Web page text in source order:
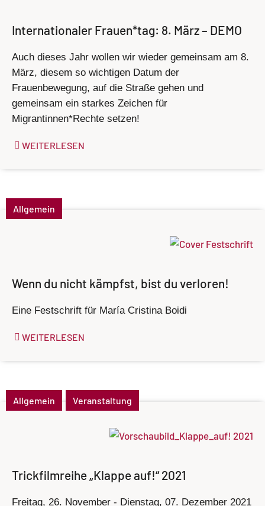
Internationaler Frauen*tag: 8. März – DEMO
Auch dieses Jahr wollen wir wieder gemeinsam am 8.
März, diesem so wichtigen Datum der
Frauenbewegung, auf die Straße gehen und
gemeinsam ein starkes Zeichen für
Migrantinnen*Rechte setzen!
WEITERLESEN
Allgemein
Wenn du nicht kämpfst, bist du verloren!
Eine Festschrift für María Cristina Boidi
WEITERLESEN
Allgemein Veranstaltung
Trickfilmreihe „Klappe auf!“ 2021
Freitag, 26. November - Dienstag, 07. Dezember 2021